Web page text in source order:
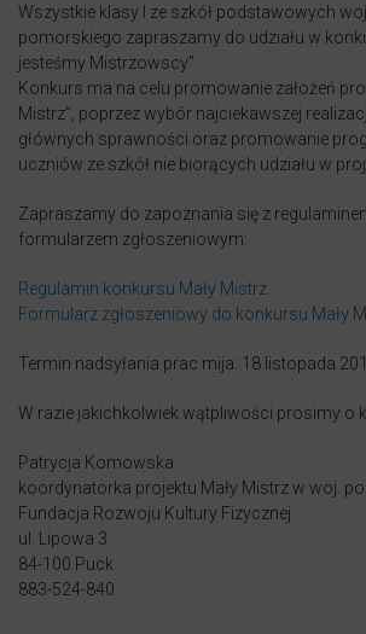
Wszystkie klasy I ze szkół podstawowych
pomorskiego zapraszamy do udziału w
jesteśmy Mistrzowscy”.
Konkurs ma na celu promowanie założeń
Mistrz”, poprzez wybór najciekawszej
głównych sprawności oraz promowanie
uczniów ze szkół nie biorących udziału w
Zapraszamy do zapoznania się z
formularzem zgłoszeniowym:
Regulamin konkursu Mały Mistrz
Formularz zgłoszeniowy do konkursu Mały
Termin nadsyłania prac mija: 18 listopada
W razie jakichkolwiek wątpliwości prosimy o
Patrycja Komowska
koordynatorka projektu Mały Mistrz w woj.
Fundacja Rozwoju Kultury Fizycznej
ul. Lipowa 3
84-100 Puck
883-524-840